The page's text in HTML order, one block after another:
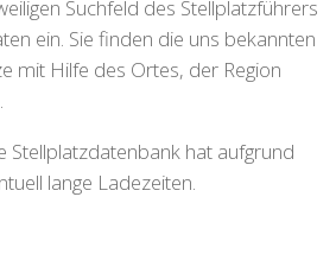
Suchfeld des Stellplatzführers
ein. Sie finden die uns bekannten
mit Hilfe des Ortes, der Region
Stellplatzdatenbank hat aufgrund
lange Ladezeiten.